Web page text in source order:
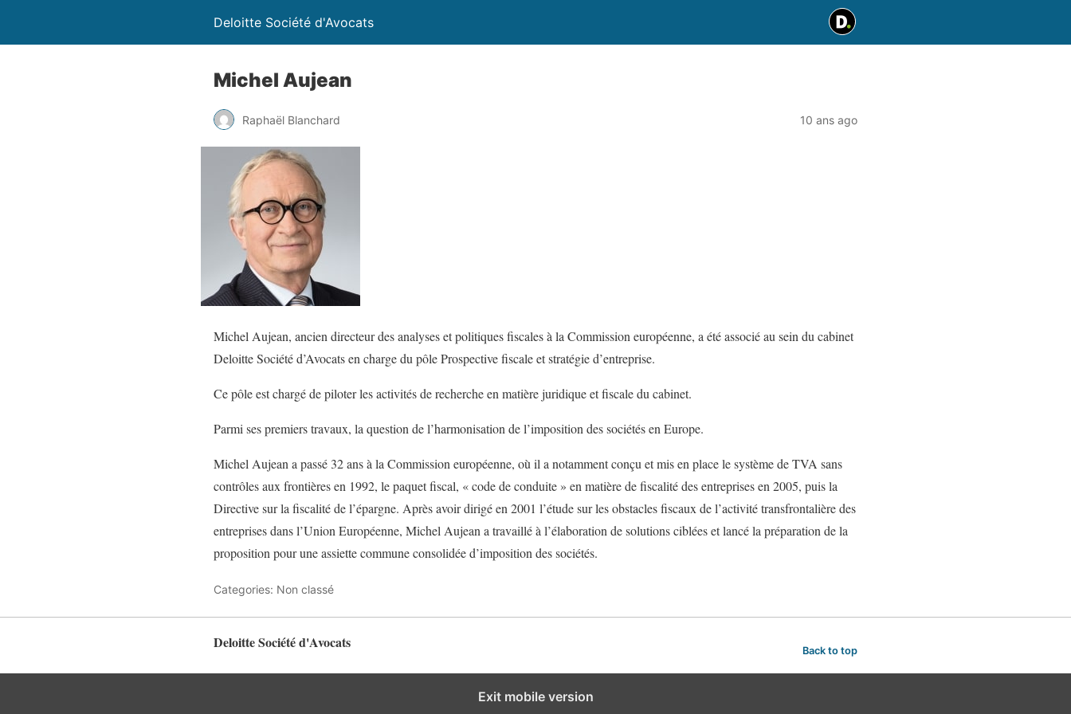
Deloitte Société d'Avocats
Michel Aujean
Raphaël Blanchard 10 ans ago
Michel Aujean, ancien directeur des analyses et politiques fiscales à la Commission européenne, a été associé au sein du cabinet
Deloitte Société d’Avocats en charge du pôle Prospective fiscale et stratégie d’entreprise.
Ce pôle est chargé de piloter les activités de recherche en matière juridique et fiscale du cabinet.
Parmi ses premiers travaux, la question de l’harmonisation de l’imposition des sociétés en Europe.
Michel Aujean a passé 32 ans à la Commission européenne, où il a notamment conçu et mis en place le système de TVA sans
contrôles aux frontières en 1992, le paquet fiscal, « code de conduite » en matière de fiscalité des entreprises en 2005, puis la
Directive sur la fiscalité de l’épargne. Après avoir dirigé en 2001 l’étude sur les obstacles fiscaux de l’activité transfrontalière des
entreprises dans l’Union Européenne, Michel Aujean a travaillé à l’élaboration de solutions ciblées et lancé la préparation de la
proposition pour une assiette commune consolidée d’imposition des sociétés.
Categories: Non classé
Deloitte Société d'Avocats Back to top
Exit mobile version